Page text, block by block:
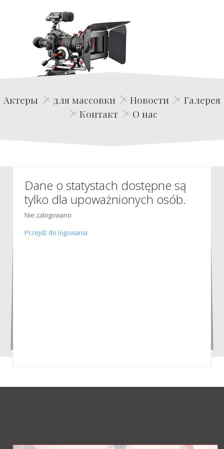
Edwin Film Agencja Aktorska
Актеры для массовки Новости
Галерея
Контакт
О нас
Dane o statystach dostępne są
tylko dla upoważnionych osób.
Nie zalogowano
Przejdź do logowania